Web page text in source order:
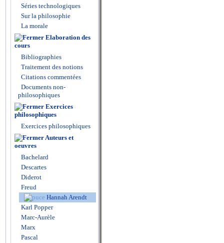
Séries technologiques
Sur la philosophie
La morale
Elaboration des
cours
Bibliographies
Traitement des notions
Citations commentées
Documents non-
philosophiques
Exercices
philosophiques
Exercices philosophiques
Auteurs et
oeuvres
Bachelard
Descartes
Diderot
Freud
Hannah Arendt
Karl Popper
Marc-Aurèle
Marx
Pascal